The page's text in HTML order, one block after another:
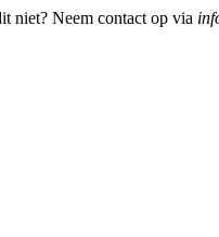
niet? Neem contact op via